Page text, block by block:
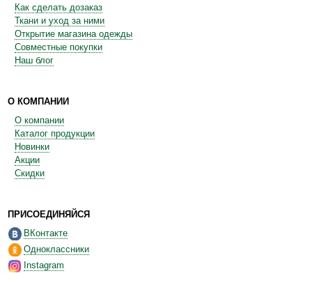
Как сделать дозаказ
Ткани и уход за ними
Открытие магазина одежды
Совместные покупки
Наш блог
О КОМПАНИИ
О компании
Каталог продукции
Новинки
Акции
Скидки
ПРИСОЕДИНЯЙСЯ
ВКонтакте
Одноклассники
Instagram